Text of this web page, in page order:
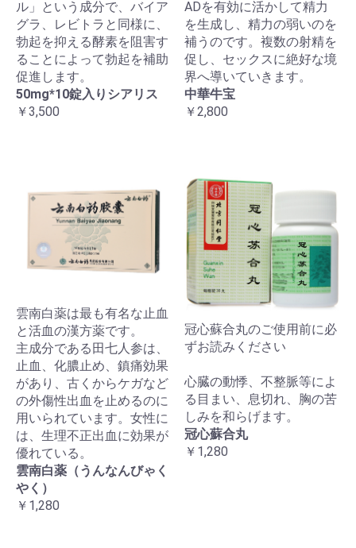
ル」という成分で、バイア
グラ、レビトラと同様に、
勃起を抑える酵素を阻害す
ることによって勃起を補助
促進します。
50mg*10錠入りシアリス
￥3,500
ADを有効に活かして精力
を生成し、精力の弱いのを
補うのです。複数の射精を
促し、セックスに絶好な境
界へ導いていきます。
中華牛宝
￥2,800
雲南白薬は最も有名な止血
と活血の漢方薬です。
主成分である田七人参は、
止血、化膿止め、鎮痛効果
があり、古くからケガなど
の外傷性出血を止めるのに
用いられています。女性に
は、生理不正出血に効果が
優れている。
雲南白薬（うんなんびゃく
やく）
￥1,280
冠心蘇合丸のご使用前に必
ずお読みください
心臓の動悸、不整脈等によ
る目まい、息切れ、胸の苦
しみを和らげます。
冠心蘇合丸
￥1,280